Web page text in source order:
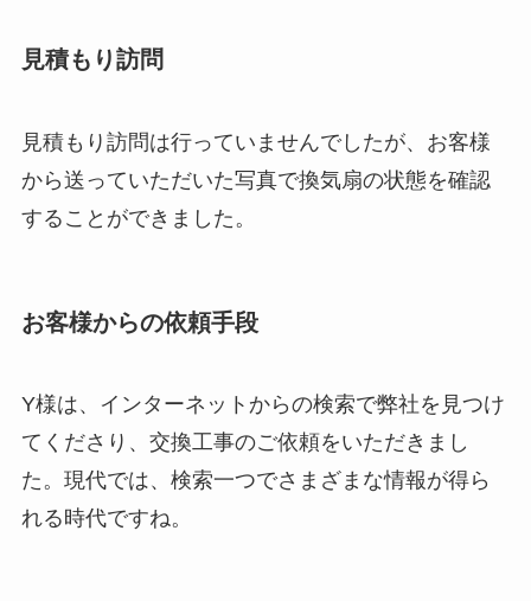
見積もり訪問
見積もり訪問は行っていませんでしたが、お客様
から送っていただいた写真で換気扇の状態を確認
することができました。
お客様からの依頼手段
Y様は、インターネットからの検索で弊社を見つけ
てくださり、交換工事のご依頼をいただきまし
た。現代では、検索一つでさまざまな情報が得ら
れる時代ですね。